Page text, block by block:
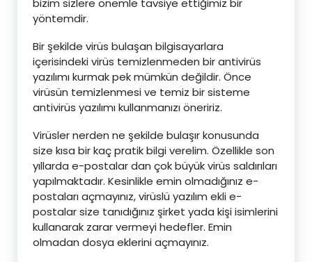
bizim sizlere önemle tavsiye ettiğimiz bir
yöntemdir.
Bir şekilde virüs bulaşan bilgisayarlara
içerisindeki virüs temizlenmeden bir antivirüs
yazılımı kurmak pek mümkün değildir. Önce
virüsün temizlenmesi ve temiz bir sisteme
antivirüs yazılımı kullanmanızı öneririz.
Virüsler nerden ne şekilde bulaşır konusunda
size kısa bir kaç pratik bilgi verelim. Özellikle son
yıllarda e-postalar dan çok büyük virüs saldırıları
yapılmaktadır. Kesinlikle emin olmadığınız e-
postaları açmayınız, virüslü yazılım ekli e-
postalar size tanıdığınız şirket yada kişi isimlerini
kullanarak zarar vermeyi hedefler. Emin
olmadan dosya eklerini açmayınız.